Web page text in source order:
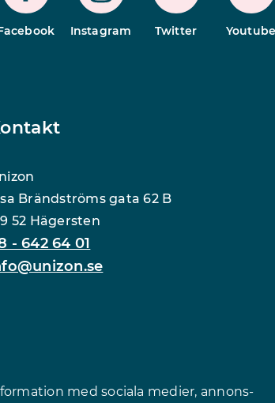
med sociala medier, annons-
Instagram Twitter Youtube
Brändströms gata 62 B
52 Hägersten
- 642 64 01